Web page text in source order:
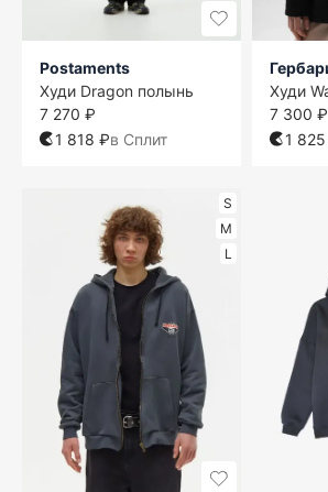
Postaments
Худи Dragon полынь
7 270 ₽
1 818 ₽в Сплит
Худи
7 300 ₽
1
S
M
L